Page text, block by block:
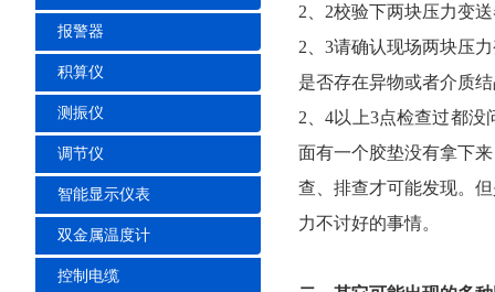
报警器
积算仪
测振仪
调节仪
智能显示仪表
双金属温度计
控制电缆
2、2校验下两块压力变
2、3请确认现场两块
是否存在异物或者介质结
2、4以上3点检查过都
面有一个胶垫没有拿下来
查、排查才可能发现
力不讨好的事情。